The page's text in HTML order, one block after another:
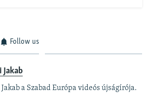
Follow us
Jakab
a Szabad Európa videós újságírója.